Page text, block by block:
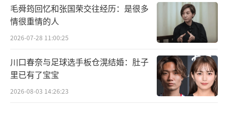
毛舜筠回忆和张国荣交往经历：是很多
情很重情的人
2026-07-28 11:00:25
川口春奈与足球选手板仓滉结婚：肚子
里已有了宝宝
2026-08-03 14:26:23